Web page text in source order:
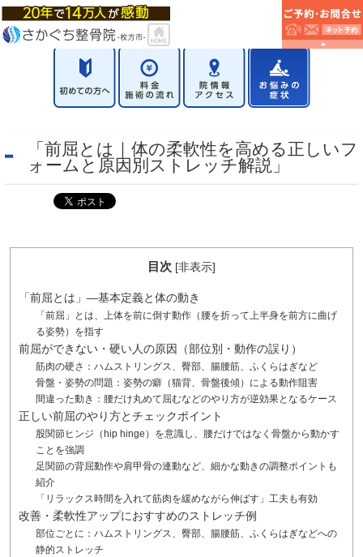
「前屈とは｜体の柔軟性を高める正しいフ
ォームと原因別ストレッチ解説」
目次 [非表示]
「前屈とは」―基本定義と体の動き
「前屈」とは、上体を前に倒す動作（腰を折って上半身を前方に曲げ
る姿勢）を指す
前屈ができない・硬い人の原因（部位別・動作の誤り）
筋肉の硬さ：ハムストリングス、臀部、腸腰筋、ふくらはぎなど
骨盤・姿勢の問題：姿勢の癖（猫背、骨盤後傾）による動作阻害
間違った動き：腰だけ丸めて屈むなどのやり方が逆効果となるケース
正しい前屈のやり方とチェックポイント
股関節ヒンジ（hip hinge）を意識し、腰だけではなく骨盤から動かす
ことを強調
足関節の背屈動作や肩甲骨の連動など、細かな動きの調整ポイントも
紹介
「リラックス時間を入れて筋肉を緩めながら伸ばす」工夫も有効
改善・柔軟性アップにおすすめのストレッチ例
部位ごとに：ハムストリングス、臀部、腸腰筋、ふくらはぎなどへの
静的ストレッチ